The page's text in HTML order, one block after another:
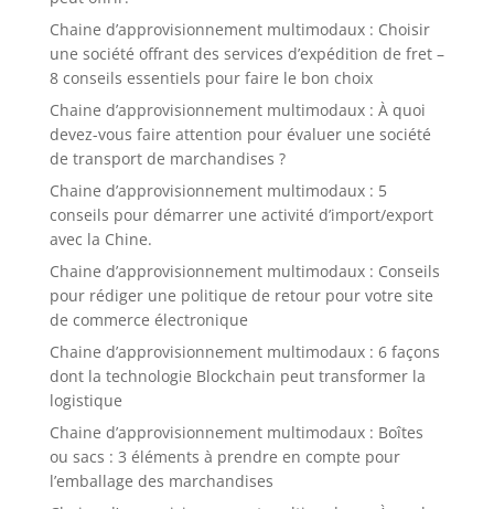
Chaine d’approvisionnement multimodaux : Choisir
une société offrant des services d’expédition de fret –
8 conseils essentiels pour faire le bon choix
Chaine d’approvisionnement multimodaux : À quoi
devez-vous faire attention pour évaluer une société
de transport de marchandises ?
Chaine d’approvisionnement multimodaux : 5
conseils pour démarrer une activité d’import/export
avec la Chine.
Chaine d’approvisionnement multimodaux : Conseils
pour rédiger une politique de retour pour votre site
de commerce électronique
Chaine d’approvisionnement multimodaux : 6 façons
dont la technologie Blockchain peut transformer la
logistique
Chaine d’approvisionnement multimodaux : Boîtes
ou sacs : 3 éléments à prendre en compte pour
l’emballage des marchandises